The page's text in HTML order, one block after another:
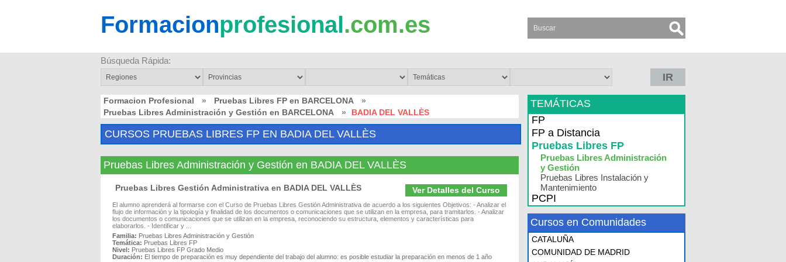
Formacionprofesional.com.es
Búsqueda Rápida:
IR
Formacion Profesional » Pruebas Libres FP en BARCELONA
»
Pruebas Libres Administración y Gestión en BARCELONA
» BADIA DEL VALLÈS
CURSOS PRUEBAS LIBRES FP EN BADIA DEL VALLÈS
Pruebas Libres Administración y Gestión en BADIA DEL VALLÈS
Ver Detalles del Curso
Pruebas Libres Gestión Administrativa en BADIA DEL VALLÈS
El alumno aprenderá al formarse con el Curso de Pruebas Libres Gestión Administrativa de acuerdo a los siguientes Objetivos: - Analizar el
flujo de información y la tipología y finalidad de los documentos o comunicaciones que se utilizan en la empresa, para tramitarlos. - Analizar
los documentos o comunicaciones que se utilizan en la empresa, reconociendo su estructura, elementos y características para
elaborarlos. - Identificar y ...
Familia: Pruebas Libres Administración y Gestión
Temática: Pruebas Libres FP
Nivel: Pruebas Libres FP Grado Medio
Duración: El tiempo de preparación es muy dependiente del trabajo del alumno: es posible estudiar la preparación en menos de 1 año
TEMÁTICAS
FP
FP a Distancia
Pruebas Libres FP
Pruebas Libres Administración
y Gestión
Pruebas Libres Instalación y
Mantenimiento
PCPI
Cursos en Comunidades
CATALUÑA
COMUNIDAD DE MADRID